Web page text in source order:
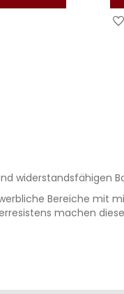
widerstandsfähigen
Bereiche mit
machen